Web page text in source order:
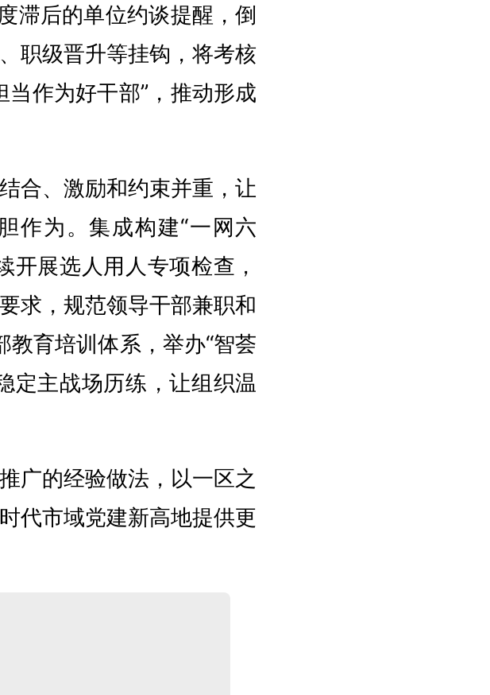
滞后的单位约谈提醒，倒
职级晋升等挂钩，将考核
作为好干部”，推动形成
合、激励和约束并重，让
作为。集成构建“一网六
开展选人用人专项检查，
求，规范领导干部兼职和
教育培训体系，举办“智荟
定主战场历练，让组织温
广的经验做法，以一区之
代市域党建新高地提供更